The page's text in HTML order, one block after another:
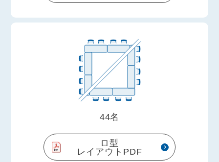
44名
ロ型
レイアウトPDF